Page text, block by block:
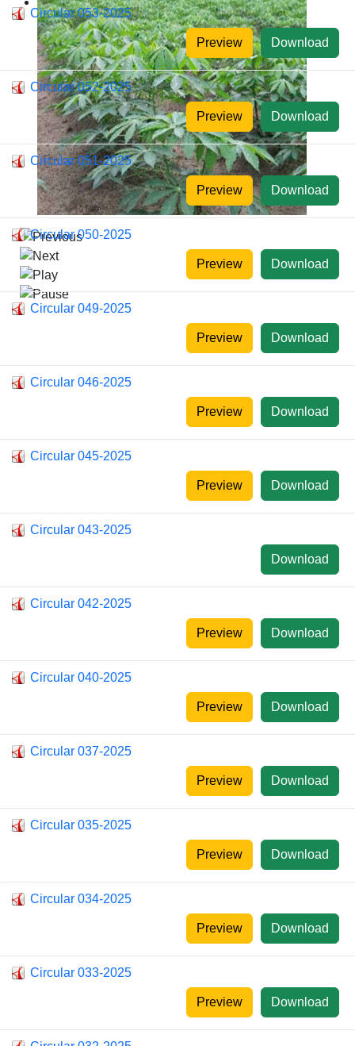
Circular 053-2025
Download
Preview
Circular 052-2025
Download
Preview
Circular 051-2025
Download
Preview
Circular 050-2025
Download
Preview
Circular 049-2025
Download
Preview
Circular 046-2025
Download
Preview
Circular 045-2025
Download
Preview
Circular 043-2025
Download
Circular 042-2025
Download
Preview
Circular 040-2025
Download
Preview
Circular 037-2025
Download
Preview
Circular 035-2025
Download
Preview
Circular 034-2025
Download
Preview
Circular 033-2025
Download
Preview